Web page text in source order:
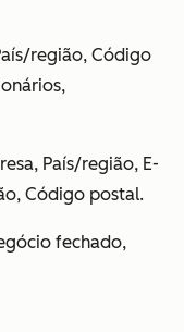
região, Código
País/região, E-
Código postal.
fechado,